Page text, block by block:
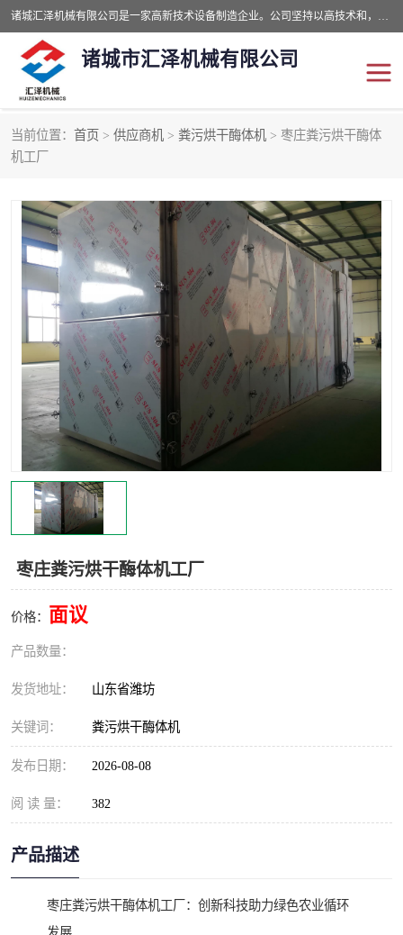
诸城汇泽机械有限公司是一家高新技术设备制造企业。公司坚持以高技术和，高服务于用户，以的环保机械制造设备赢的用户的信赖。现在主要生产死亡畜禽无害化处理和立式和卧式有机肥设备，搅拌机，烘干机，高温发酵机等。污水处理设备，固液分离机。气浮机，化制机等。公司秉承品质，用户至上，科技创新的经营理。
诸城市汇泽机械有限公司
当前位置： 首页 > 供应商机 > 粪污烘干酶体机 > 枣庄粪污烘干酶体
机工厂
枣庄粪污烘干酶体机工厂
价格： 面议
产品数量：
发货地址： 山东省潍坊
关键词： 粪污烘干酶体机
发布日期： 2026-08-08
阅 读 量： 382
产品描述
枣庄粪污烘干酶体机工厂：创新科技助力绿色农业循环
发酵设备
鸡粪发酵机 有机肥设备
纳米膜好氧发酵堆肥机 粪污烘干酶体机
膜式堆肥机 纳米膜发酵
膜式发酵仓 分子膜堆肥仓
分子膜发酵堆肥设备